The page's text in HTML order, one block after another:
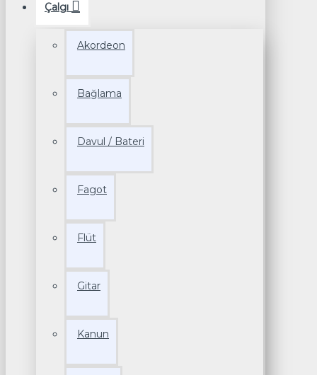
Çalgı
Akordeon
Bağlama
Davul / Bateri
Fagot
Flüt
Gitar
Kanun